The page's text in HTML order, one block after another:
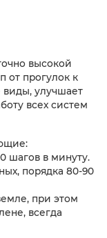
высокой
от прогулок к
улучшает
всех систем
шагов в минуту.
порядка 80-90
при этом
всегда